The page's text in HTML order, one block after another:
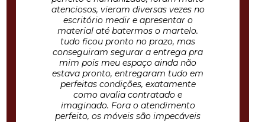
atenciosos, vieram diversas vezes no
escritório medir e apresentar o
material até batermos o martelo.
tudo ficou pronto no prazo, mas
conseguiram segurar a entrega pra
mim pois meu espaço ainda não
estava pronto, entregaram tudo em
perfeitas condições, exatamente
como avalia contratado e
imaginado. Fora o atendimento
perfeito, os móveis são impecáveis